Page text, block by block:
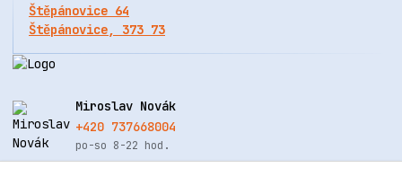
Štěpánovice 64
Štěpánovice, 373 73
Miroslav Novák
+420 737668004
po-so 8-22 hod.